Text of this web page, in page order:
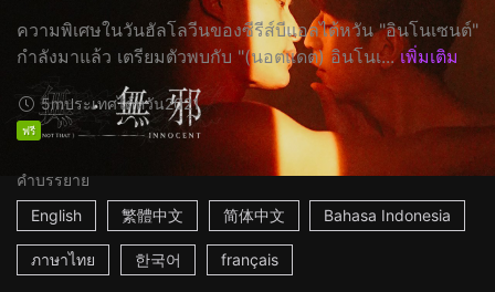
ความพิเศษในวันฮัลโลวีนของซีรีส์บีแอลไต้หวัน "อินโนเซนต์"
กำลังมาแล้ว เตรียมตัวพบกับ "(นอตแดต) อินโนเ... เพิ่มเติม
5mประเทศไต้หวัน2021
ฟรี
คำบรรยาย
English
繁體中文 简体中文 Bahasa Indonesia
ภาษาไทย 한국어 français